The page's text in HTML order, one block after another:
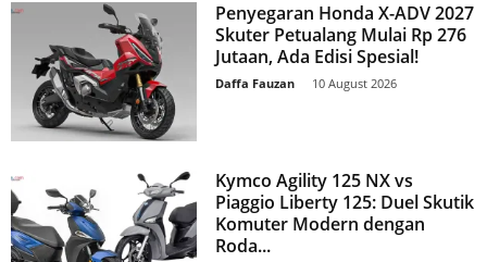
Penyegaran Honda X-ADV 2027
Skuter Petualang Mulai Rp 276
Jutaan, Ada Edisi Spesial!
Daffa Fauzan 10 August 2026
Kymco Agility 125 NX vs
Piaggio Liberty 125: Duel Skutik
Komuter Modern dengan
Roda...